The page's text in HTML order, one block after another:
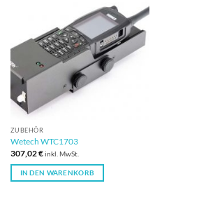
ZUBEHÖR
Wetech WTC1703
307,02€inkl. MwSt.
IN DEN WARENKORB